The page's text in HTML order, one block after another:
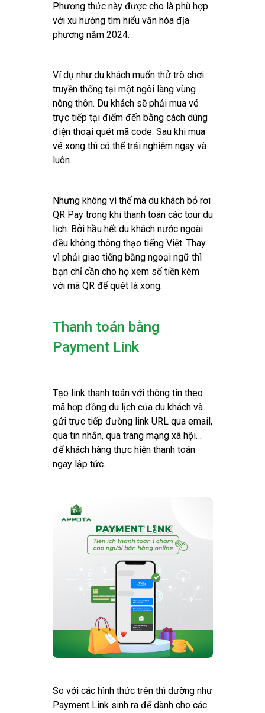
Phương thức này được cho là phù hợp
với xu hướng tìm hiểu văn hóa địa
phương năm 2024.
Ví dụ như du khách muốn thử trò chơi
truyền thống tại một ngôi làng vùng
nông thôn. Du khách sẽ phải mua vé
trực tiếp tại điểm đến bằng cách dùng
điện thoại quét mã code. Sau khi mua
vé xong thì có thể trải nghiệm ngay và
luôn.
Nhưng không vì thế mà du khách bỏ rơi
QR Pay trong khi thanh toán các tour du
lịch. Bởi hầu hết du khách nước ngoài
đều không thông thạo tiếng Việt. Thay
vì phải giao tiếng bằng ngoại ngữ thì
bạn chỉ cần cho họ xem số tiền kèm
với mã QR để quét là xong.
Thanh toán bằng
Payment Link
Tạo link thanh toán với thông tin theo
mã hợp đồng du lịch của du khách và
gửi trực tiếp đường link URL qua email,
qua tin nhắn, qua trang mạng xã hội…
để khách hàng thực hiện thanh toán
ngay lập tức.
So với các hình thức trên thì dường như
Payment Link sinh ra để dành cho các